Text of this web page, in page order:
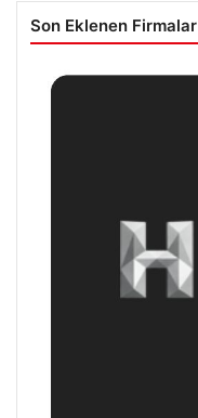
Son Eklenen Firmalar